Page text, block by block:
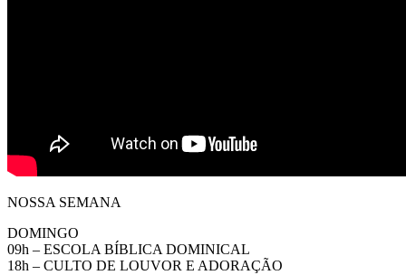
NOSSA SEMANA
DOMINGO
09h – ESCOLA BÍBLICA DOMINICAL
18h – CULTO DE LOUVOR E ADORAÇÃO